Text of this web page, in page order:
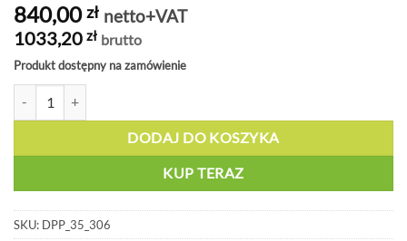
840,00zł netto+VAT
1033,20 zł brutto
Produkt dostępny na zamówienie
DODAJ DO KOSZYKA
KUP TERAZ
SKU: DPP_35_306